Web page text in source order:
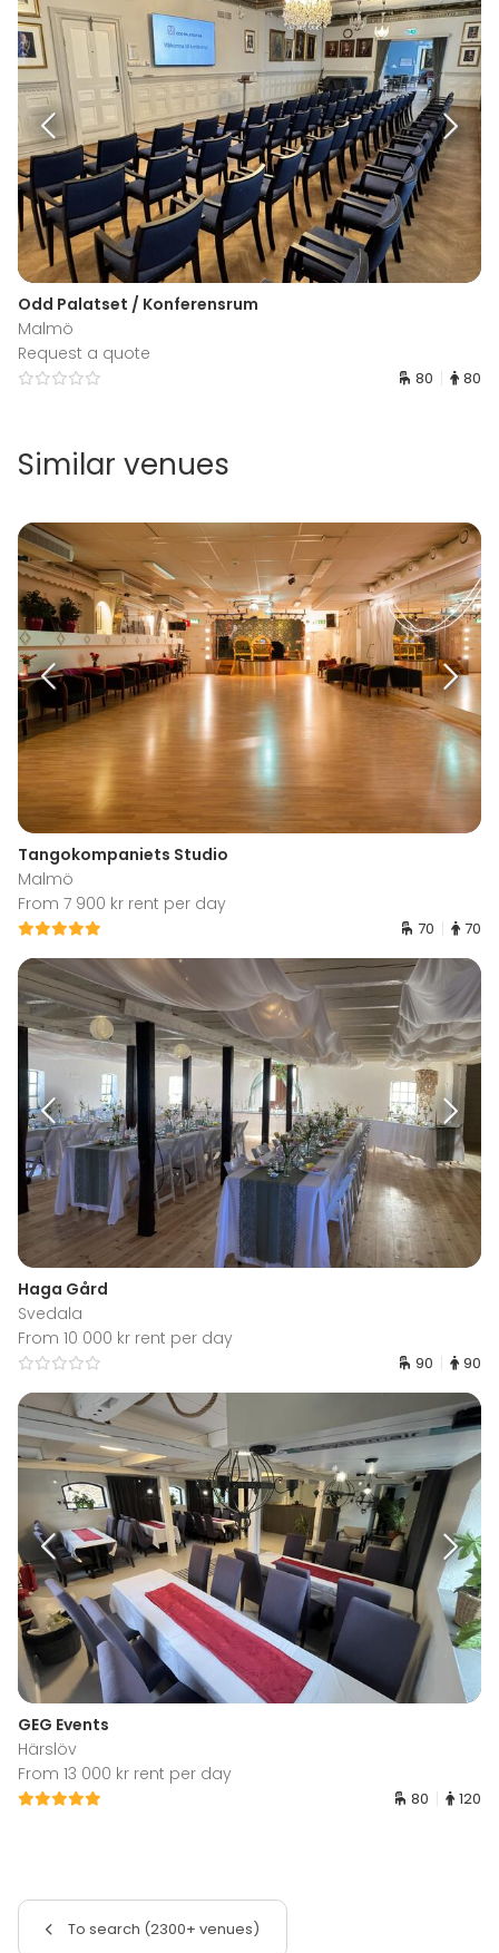
Odd Palatset / Konferensrum
Malmö
Request a quote
80 80
Similar venues
Tangokompaniets Studio
Malmö
From 7 900 kr rent per day
70 70
Haga Gård
Svedala
From 10 000 kr rent per day
90 90
GEG Events
Härslöv
From 13 000 kr rent per day
80 120
To search (2300+ venues)